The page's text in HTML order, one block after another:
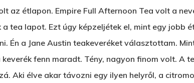
az étlapon. Empire Full Afternoon Tea volt a
tea lapot. Ezt úgy képzeljétek el, mint egy jobb
Én a Jane Austin teakeveréket választottam.
fenn maradt. Tény, nagyon finom volt. A
Aki élve akar távozni egy ilyen helyről, a